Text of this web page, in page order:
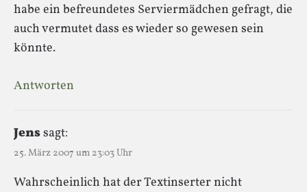
habe ein befreundetes Serviermädchen gefragt, die
auch vermutet dass es wieder so gewesen sein
könnte.
Antworten
Jenssagt:
25. März 2007 um 23:03 Uhr
Wahrscheinlich hat der Textinserter nicht